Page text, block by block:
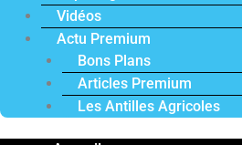
Vidéos
Actu Premium
Bons Plans
Articles Premium
Les Antilles Agricoles